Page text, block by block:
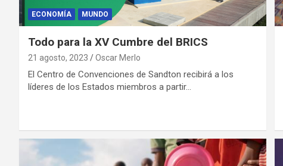
ECONOMÍA MUNDO
Todo para la XV Cumbre del BRICS
21 agosto, 2023 Oscar Merlo
El Centro de Convenciones de Sandton recibirá a los
líderes de los Estados miembros a partir…